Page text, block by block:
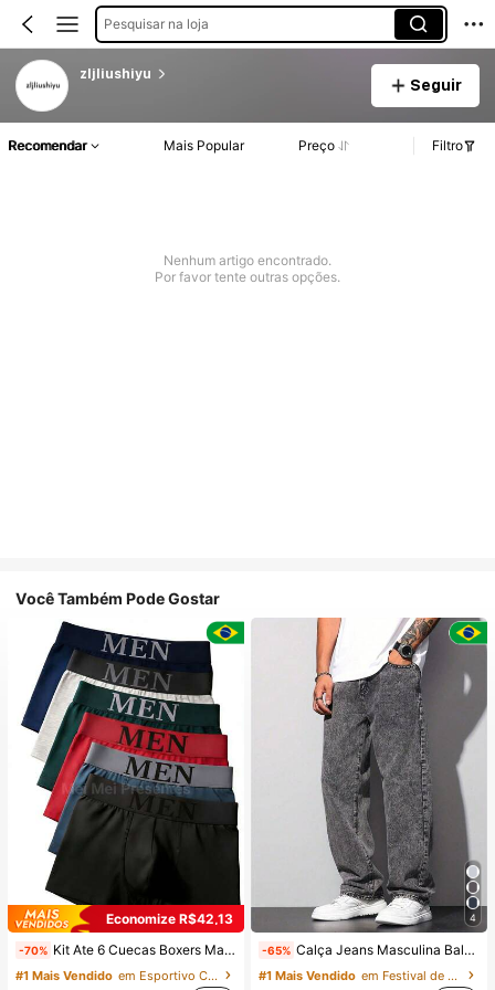
Pesquisar na loja
zljliushiyu
Seguir
Recomendar Mais Popular Preço Filtro
Nenhum artigo encontrado.
Por favor tente outras opções.
Você Também Pode Gostar
Economize R$42,13
-70% Kit Ate 6 Cuecas Boxers Masculina Confortável Macia Cueca Adulto de Microfibra Cores Lisa Variadas
#1 Mais Vendido
em Esportivo Calções de banho masculinos
4
-65% Calça Jeans Masculina Balão Reto Baggy Premium Streetwear Oversized Rapper Ganga Estilo Skatista Folgadas
#1 Mais Vendido
em Festival de casamento Calças masculinas